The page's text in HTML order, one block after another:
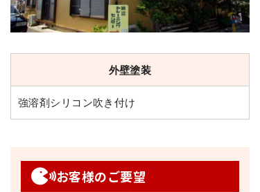
外壁塗装
強溶剤シリコン吹き付け
お客様のご要望